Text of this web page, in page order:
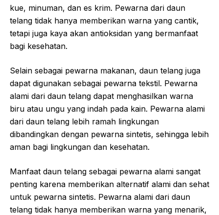
kue, minuman, dan es krim. Pewarna dari daun
telang tidak hanya memberikan warna yang cantik,
tetapi juga kaya akan antioksidan yang bermanfaat
bagi kesehatan.
Selain sebagai pewarna makanan, daun telang juga
dapat digunakan sebagai pewarna tekstil. Pewarna
alami dari daun telang dapat menghasilkan warna
biru atau ungu yang indah pada kain. Pewarna alami
dari daun telang lebih ramah lingkungan
dibandingkan dengan pewarna sintetis, sehingga lebih
aman bagi lingkungan dan kesehatan.
Manfaat daun telang sebagai pewarna alami sangat
penting karena memberikan alternatif alami dan sehat
untuk pewarna sintetis. Pewarna alami dari daun
telang tidak hanya memberikan warna yang menarik,